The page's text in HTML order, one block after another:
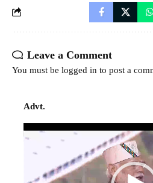
Leave a Comment
You must be logged in to post a
Advt.
Video